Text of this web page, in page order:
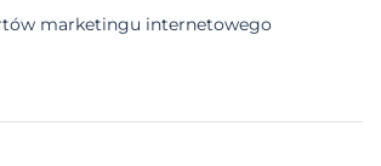
marketingu internetowego